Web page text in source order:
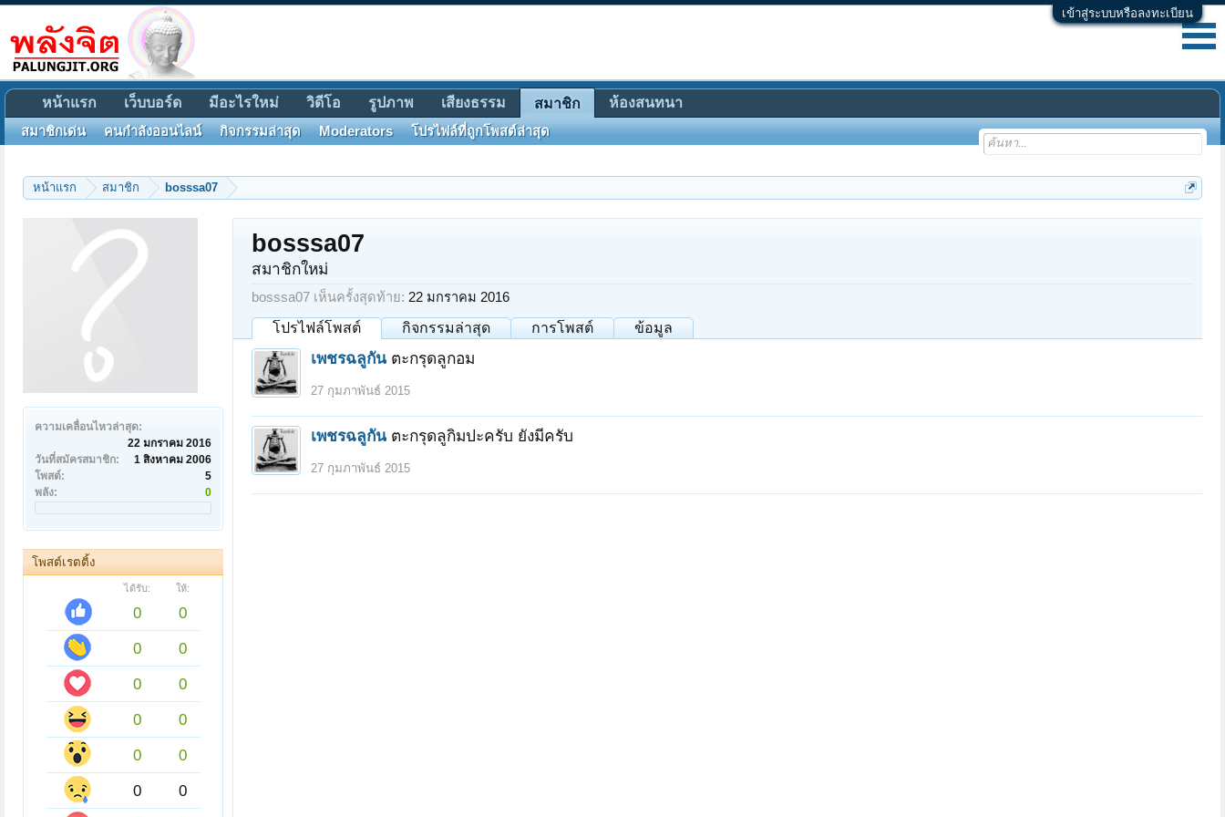
เข้าสู่ระบบหรือลงทะเบียน
หน้าแรก สมาชิก bosssa07
ความเคลื่อนไหวล่าสุด:
22 มกราคม 2016
วันที่สมัครสมาชิก:
1 สิงหาคม 2006
โพสต์:
5
พลัง:
0
โพสต์เรตติ้ง
ได้รับ: ให้:
0
0
0
0
0
0
0
0
0
0
0
0
bosssa07
สมาชิกใหม่
bosssa07 เห็นครั้งสุดท้าย: 22 มกราคม 2016
โปรไฟล์โพสต์ กิจกรรมล่าสุด การโพสต์ ข้อมูล
เพชรฉลูกัน ตะกรุดลูกอม
27 กุมภาพันธ์ 2015
เพชรฉลูกัน ตะกรุดลูกิมปะครับ ยังมีครับ
27 กุมภาพันธ์ 2015
หน้าแรก เว็บบอร์ด มีอะไรใหม่ วิดีโอ รูปภาพ เสียงธรรม สมาชิก
สมาชิกเด่น คนกำลังออนไลน์ กิจกรรมล่าสุด Moderators โปรไฟล์ที่ถูกโพสต์ล่าสุด
ห้องสนทนา